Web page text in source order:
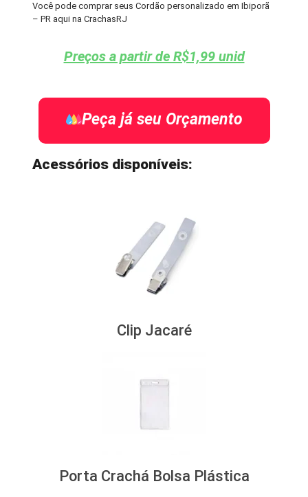
Você pode comprar seus Cordão personalizado em Ibiporã
– PR aqui na CrachasRJ
Preços a partir de R$1,99 unid
Peça já seu Orçamento
Acessórios disponíveis:
Clip Jacaré
Porta Crachá Bolsa Plástica